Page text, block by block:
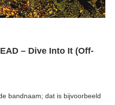
– Dive Into It (Off-
bandnaam; dat is bijvoorbeeld